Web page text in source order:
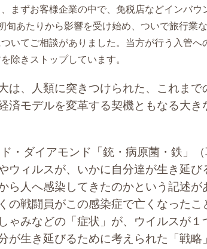
、まずお客様企業の中で、免税店などインバ
旬あたりから影響を受け始め、ついで旅行業
いてご相談がありました。当方が行う入管へ
除きストップしています。
、人類に突きつけられた、これまで
済モデルを変革する契機ともなる大き
ダイアモンド「銃・病原菌・鉄」（
ウィルスが、いかに自分達が生き延
ら人へ感染してきたのかという記述
の戦闘員がこの感染症で亡くなったこ
ゃみなどの「症状」が、ウイルスが１
生き延びるために考えられた「戦略